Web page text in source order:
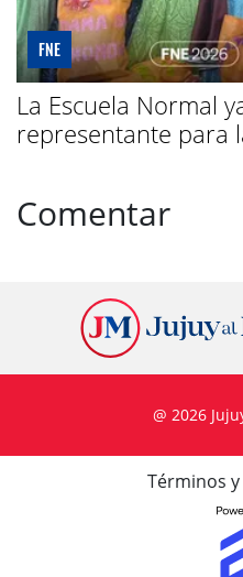
FNE
La Escuela Normal
representante para
Comentar
@ 2026
Términos